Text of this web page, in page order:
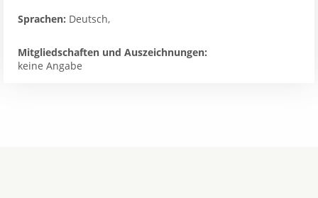
Sprachen: Deutsch,
Mitgliedschaften und Auszeichnungen:
keine Angabe